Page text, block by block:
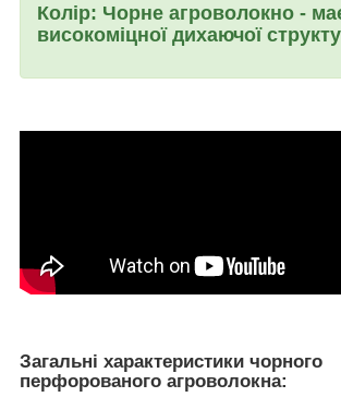
Колір: Чорне агроволокно -
високоміцної дихаючої
Загальні характеристики чорного
перфорованого агроволокна: